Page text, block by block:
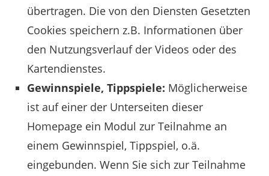
übertragen. Die von den Diensten Gesetzten
Cookies speichern z.B. Informationen über
den Nutzungsverlauf der Videos oder des
Kartendienstes.
Gewinnspiele, Tippspiele: Möglicherweise
ist auf einer der Unterseiten dieser
Homepage ein Modul zur Teilnahme an
einem Gewinnspiel, Tippspiel, o.ä.
eingebunden. Wenn Sie sich zur Teilnahme